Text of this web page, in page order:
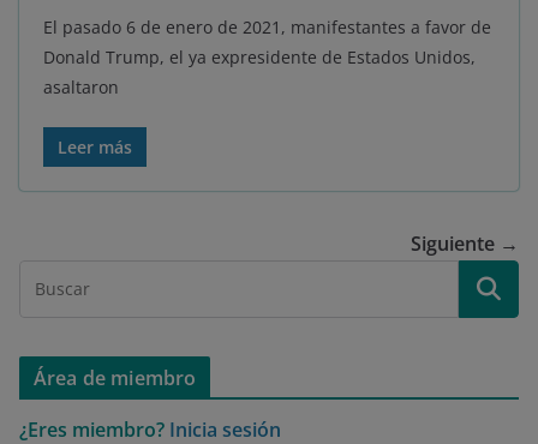
El pasado 6 de enero de 2021, manifestantes a favor de
Donald Trump, el ya expresidente de Estados Unidos,
asaltaron
Leer más
Siguiente →
Área de miembro
¿Eres miembro? Inicia sesión